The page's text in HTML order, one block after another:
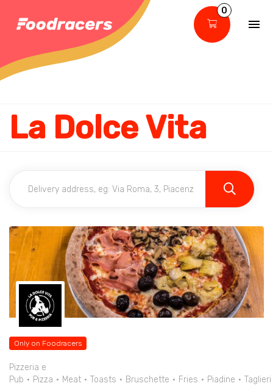
0
La Dolce Vita
Only on Foodracers
Pizzeria e
Pub
Pizza Meat Toasts Bruschette Fries Piadine
Taglieri